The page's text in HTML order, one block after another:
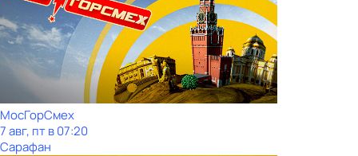
МосГорСмех
7 авг, пт в 07:20
Сарафан